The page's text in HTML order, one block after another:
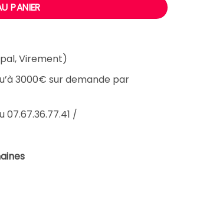
PANIER
Virement)
3000€ sur demande par
07.67.36.77.41 /